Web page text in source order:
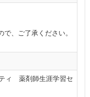
で、ご了承ください。
ィ 薬剤師生涯学習セ